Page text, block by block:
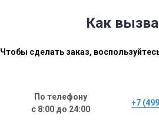
Как
Чтобы сделать заказ,
По телефону
с 8:00 до 24:00
+7